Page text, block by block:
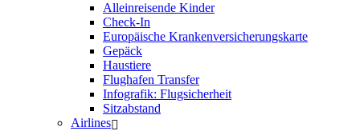
Alleinreisende Kinder
Check-In
Europäische Krankenversicherungskarte
Gepäck
Haustiere
Flughafen Transfer
Infografik: Flugsicherheit
Sitzabstand
Airlines